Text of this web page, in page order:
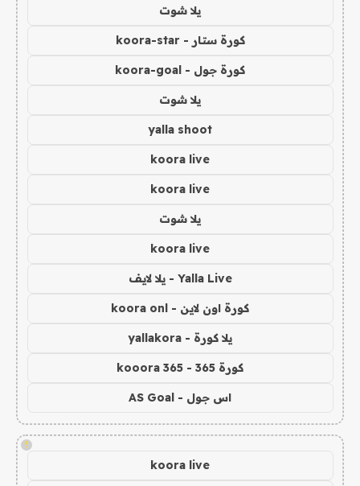
يلا شوت
كورة ستار - koora-star
كورة جول - koora-goal
يلا شوت
yalla shoot
koora live
koora live
يلا شوت
koora live
Yalla Live - يلا لايف
كورة اون لاين - koora onl
يلا كورة - yallakora
كورة 365 - kooora 365
اس جول - AS Goal
!
koora live